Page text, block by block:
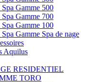
Gamme 500
Gamme 700
Gamme 100
Gamme Spa de nage
Aquilus
RESIDENTIEL
TORO